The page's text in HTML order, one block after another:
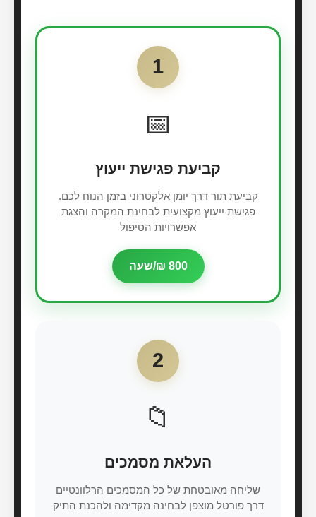
1
📅
קביעת פגישת ייעוץ
קביעת תור דרך יומן אלקטרוני בזמן הנוח לכם.
פגישת ייעוץ מקצועית לבחינת המקרה והצגת
אפשרויות הטיפול
800 ₪/שעה
2
📁
העלאת מסמכים
שליחה מאובטחת של כל המסמכים הרלוונטיים
דרך פורטל מוצפן לבחינה מקדימה ולהכנת התיק